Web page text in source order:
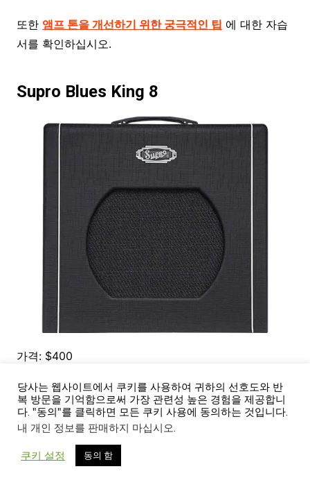
또한 앰프 톤을 개선하기 위한 궁극적인 팁 에 대한 자습
서를 확인하십시오.
Supro Blues King 8
가격: $400
Supro는 최초의 앰프 제조업체 중 하나였습니다. 50년
대 중반의 클래식 Blues King 8을 현대적으로 재해석한
이 제품은 12AX7 및 12AU7이 있는 클래스 A 진공관 회
로를 특징으로 합니다.
당사는 웹사이트에서 쿠키를 사용하여 귀하의 선호도와 반
복 방문을 기억함으로써 가장 관련성 높은 경험을 제공합니
다. "동의"를 클릭하면 모든 쿠키 사용에 동의하는 것입니다.
내 개인 정보를 판매하지 마십시오.
쿠키 설정 동의 함